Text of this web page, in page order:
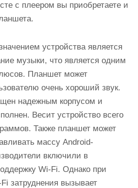
с плеером вы приобретаете и
устройства является
музыки, что является одним
Планшет может
очень хороший звук.
надежным корпусом и
Весит устройство всего
Также планшет может
массу Android-
включили в
Wi-Fi. Однако при
затруднения вызывает